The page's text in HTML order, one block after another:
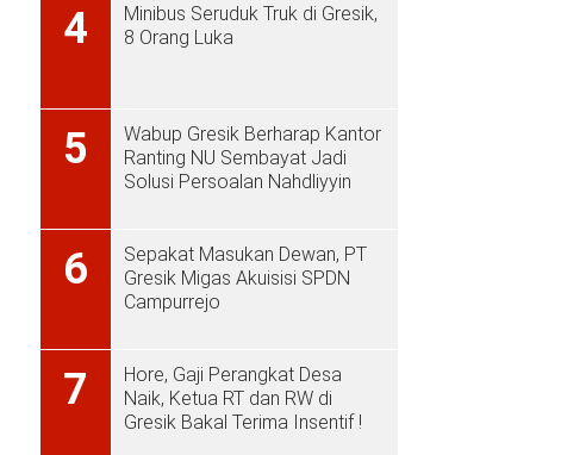
4
Minibus Seruduk Truk di Gresik,
8 Orang Luka
5
Wabup Gresik Berharap Kantor
Ranting NU Sembayat Jadi
Solusi Persoalan Nahdliyyin
6
Sepakat Masukan Dewan, PT
Gresik Migas Akuisisi SPDN
Campurrejo
7
Hore, Gaji Perangkat Desa
Naik, Ketua RT dan RW di
Gresik Bakal Terima Insentif !